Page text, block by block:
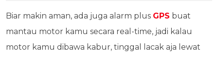
Biar makin aman, ada juga alarm plus GPS buat
mantau motor kamu secara real-time, jadi kalau
motor kamu dibawa kabur, tinggal lacak aja lewat